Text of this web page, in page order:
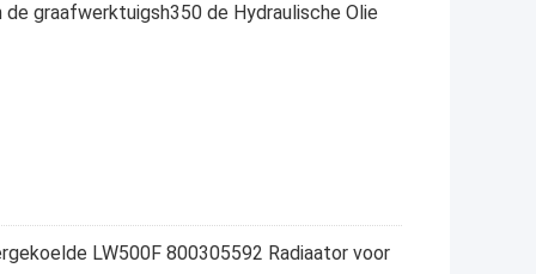
graafwerktuigsh350 de Hydraulische Olie
LW500F 800305592 Radiaator voor